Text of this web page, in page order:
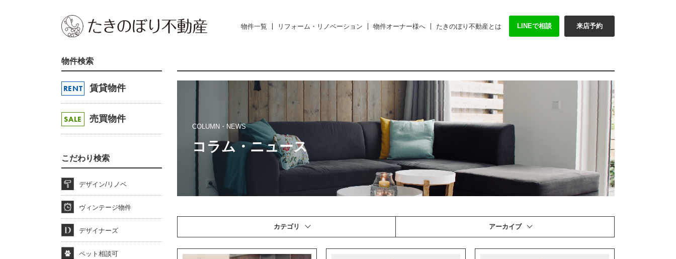
物件一覧 リフォーム・リノベーション 物件オーナー様へ たきのぼり不動産とは LINEで相談 来店予約
COLUMN・NEWS
コラム・ニュース
カテゴリ アーカイブ
物件検索
RENT 賃貸物件
SALE 売買物件
こだわり検索
デザイン/リノベ
ヴィンテージ物件
デザイナーズ
ペット相談可